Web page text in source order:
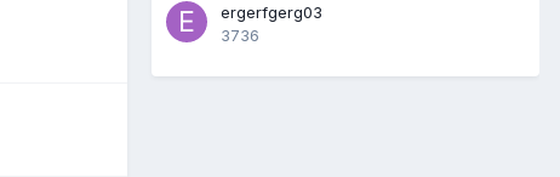
ergerfgerg03
3736